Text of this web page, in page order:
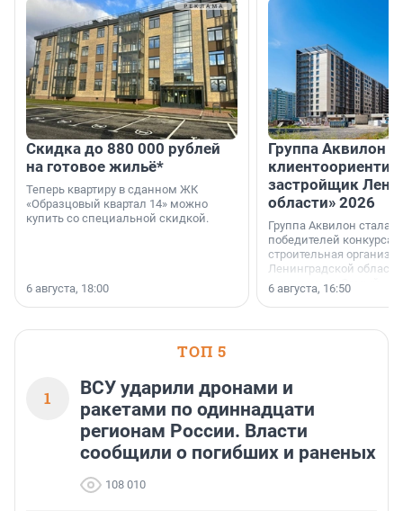
Скидка до 880 000 рублей
на готовое жильё*
Теперь квартиру в сданном ЖК
«Образцовый квартал 14» можно
купить со специальной скидкой.
6 августа, 18:00
Группа Аквилон
застройщик
области» 2026
Группа Аквилон стала
победителей конкурса
строительная
Ленинградской области
номинации «Самый
застройщик
области».
6 августа, 16:50
ТОП 5
1
ВСУ ударили дронами и
ракетами по одиннадцати
регионам России. Власти
сообщили о погибших и раненых
108 010